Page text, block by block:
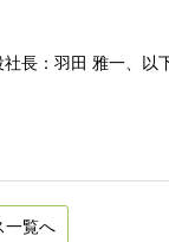
長：羽田 雅一、
一覧へ